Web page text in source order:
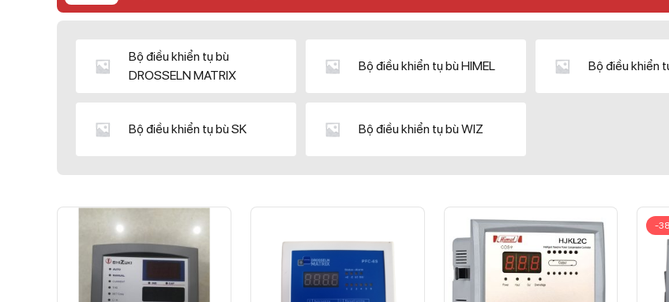
Bộ điều khiển tụ bù
DROSSELN MATRIX
Bộ điều khiển tụ bù HIMEL Bộ điều khiển
Bộ điều khiển tụ bù SK Bộ điều khiển tụ bù WIZ
-